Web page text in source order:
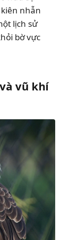
nhẫn
lịch sử
bờ vực
vũ khí